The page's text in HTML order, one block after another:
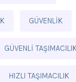
GÜVENLIK
GÜVENLI
HIZLI TAŞIMACILIK